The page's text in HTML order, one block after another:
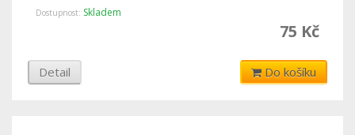
Dostupnost: Skladem
75 Kč
Detail Do košíku